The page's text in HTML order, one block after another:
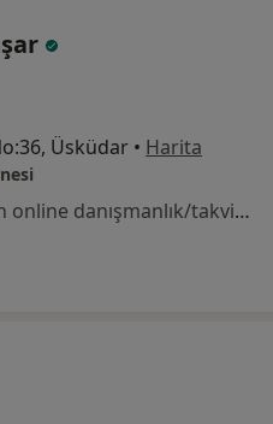
Üsküdar • Harita
Bu uzman ilgili adres için online danışmanlık/takvim sunmuyor.